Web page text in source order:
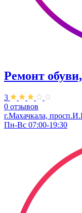
Ремонт
3
0 отзывов
г.Махачкала,
Пн-Вс 07:00-19:30